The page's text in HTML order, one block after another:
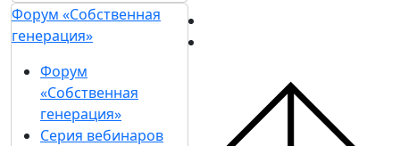
Форум «Собственная
генерация»
Форум
«Собственная
генерация»
Серия вебинаров